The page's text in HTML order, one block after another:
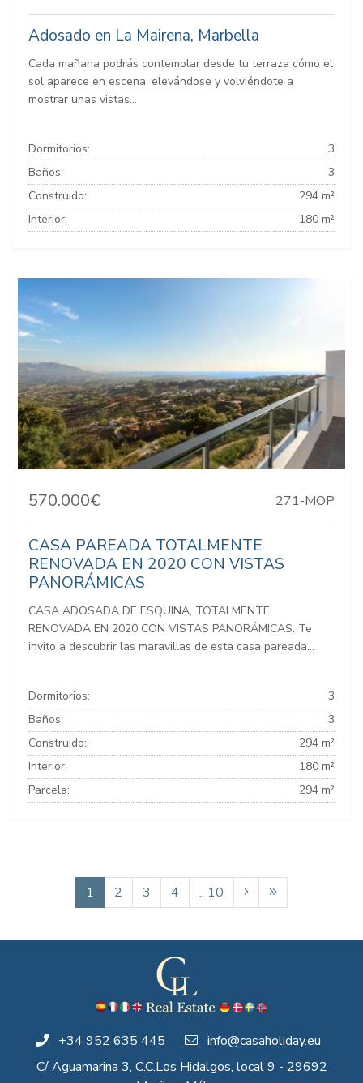
Adosado en La Mairena, Marbella
Cada mañana podrás contemplar desde tu terraza cómo el
sol aparece en escena, elevándose y volviéndote a
mostrar unas vistas...
Dormitorios:
3
Baños:
3
Construido:
294 m²
Interior:
180 m²
570.000€ 271-MOP
CASA PAREADA TOTALMENTE
RENOVADA EN 2020 CON VISTAS
PANORÁMICAS
CASA ADOSADA DE ESQUINA, TOTALMENTE
RENOVADA EN 2020 CON VISTAS PANORÁMICAS. Te
invito a descubrir las maravillas de esta casa pareada...
Dormitorios:
3
Baños:
3
Construido:
294 m²
Interior:
180 m²
Parcela:
294 m²
1 2 3 4 .. 10
+34 952 635 445
info@casaholiday.eu
C/ Aguamarina 3, C.C.Los Hidalgos, local 9 - 29692